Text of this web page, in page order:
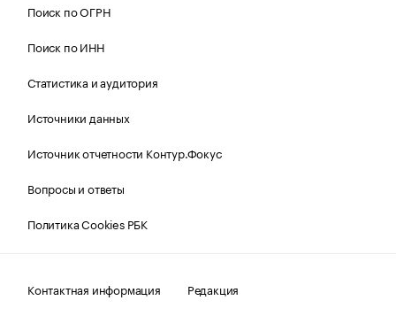
Поиск по ОГРН
Поиск по ИНН
Статистика и аудитория
Источники данных
Источник отчетности Контур.Фокус
Вопросы и ответы
Политика Cookies РБК
Контактная информация
Редакция